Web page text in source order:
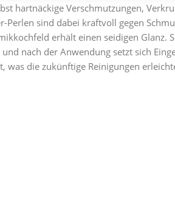
hartnäckige Verschmutzungen,
Perlen sind dabei kraftvoll gegen
erhält einen seidigen Glanz.
nach der Anwendung setzt sich
was die zukünftige Reinigungen